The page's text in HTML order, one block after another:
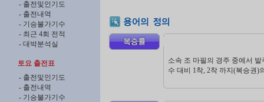
- 출전및인기도
- 출전내역
- 기승불가기수
- 최근 4회 전적
- 대박분석실
토요 출전표
- 출전및인기도
- 출전내역
- 기승불가기수
소속 조 마필의 경주 중에서
수 대비 1착, 2착 까지(복승권)